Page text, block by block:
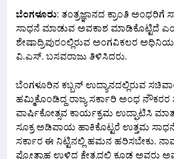
ಬೆಂಗಳೂರು: ತಂತ್ರಜ್ಞಾನದ ಕ್ರಾಂತಿ ಅಂಧರಿಗೆ
ಸಾಧನೆ ಮಾಡುವ ಅವಕಾಶ ಮಾಡಿಕೊಟ್ಟಿದೆ
ಶೇಷಾದ್ರಿಪುರಂಲ್ಲಿರುವ ಅಂಗವಿಕಲರ
ವಿ.ಎಸ್. ಬಸವರಾಜು ತಿಳಿಸಿದರು.
ಬೆಂಗಳೂರಿನ ಕಬ್ಬನ್ ಉದ್ಯಾನದಲ್ಲಿರುವ
ಹಮ್ಮಿಕೊಂಡಿದ್ದ ರಾಜ್ಯ ಸರ್ಕಾರಿ ಅಂಧ
ವಾರ್ಷಿಕೋತ್ಸವ ಕಾರ್ಯಕ್ರಮ ಉದ್ಘಾಟಿಸಿ
ಸೂಕ್ರ ಅಡಿಪಾಯ ಹಾಕಿಕೊಟ್ಟರೆ ಉತ್ತಮ ಸಾಧನೆ
ಸರ್ಕಾರ ಈ ನಿಟ್ಟಿನಲ್ಲಿ ಹಮನ ಹರಿಸಬೇಕು.